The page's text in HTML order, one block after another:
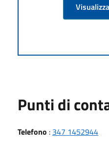
Punti di
Telefono : 347 1452944